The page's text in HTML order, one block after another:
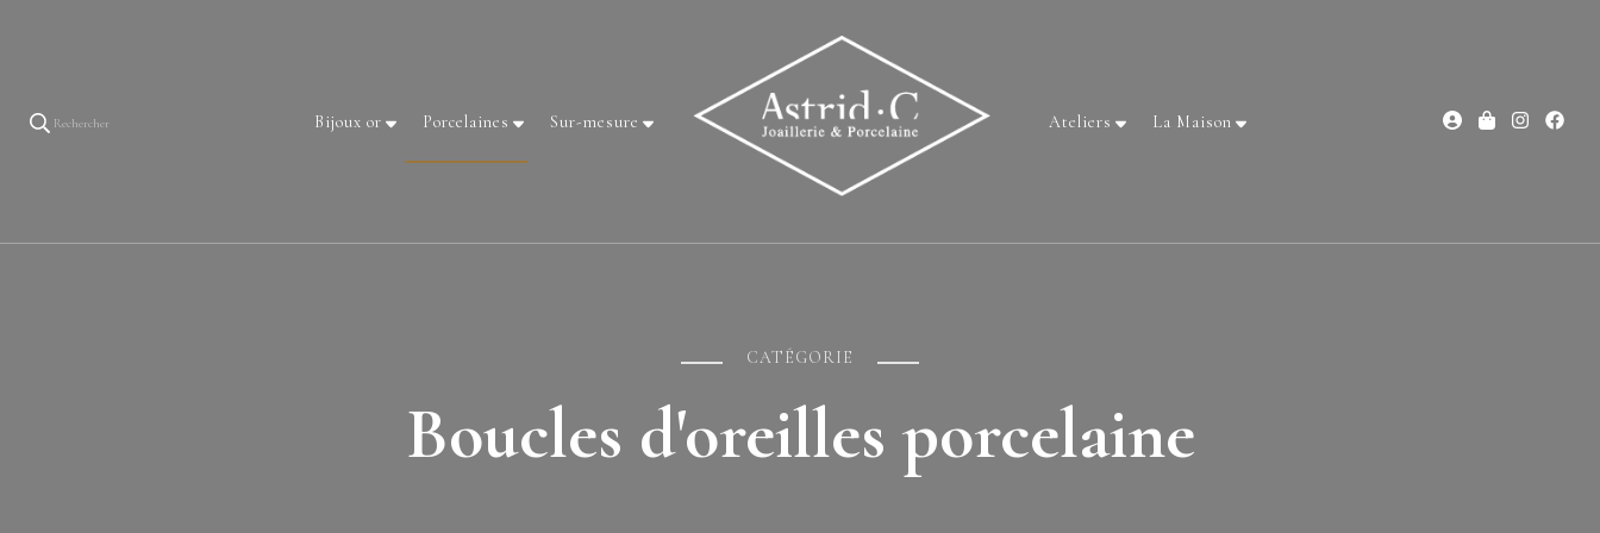
Rechercher Bijoux or Porcelaines Sur-mesure Ateliers La Maison
CATÉGORIE
Boucles d'oreilles porcelaine